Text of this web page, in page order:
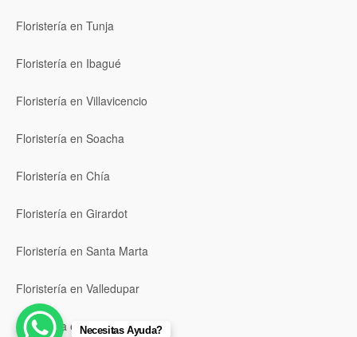
Floristería en Tunja
Floristería en Ibagué
Floristería en Villavicencio
Floristería en Soacha
Floristería en Chía
Floristería en Girardot
Floristería en Santa Marta
Floristería en Valledupar
Floristería en Riohacha
Necesitas Ayuda?